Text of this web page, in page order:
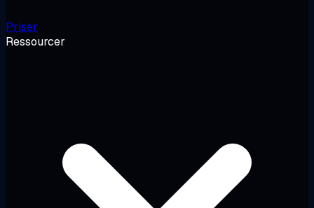
Priser
Ressourcer